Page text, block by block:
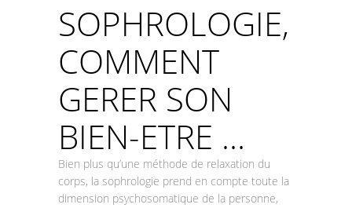
SOPHROLOGIE,
COMMENT
GERER SON
BIEN-ETRE …
Bien plus qu’une méthode de relaxation du
corps, la sophrologie prend en compte toute la
dimension psychosomatique de la personne,